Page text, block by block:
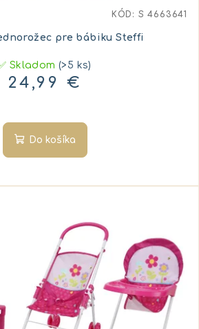
pre bábiku Steffi
Skladom(>5 ks)
24,99 €
Do košíka
KÓD: S 4663641